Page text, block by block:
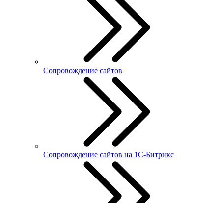
Сопровождение сайтов
Сопровождение сайтов на 1С-Битрикс